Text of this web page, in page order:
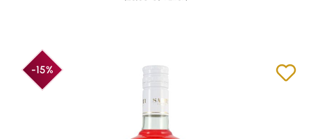
-15%